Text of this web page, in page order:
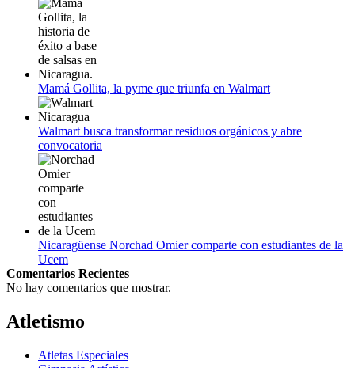
Mamá Gollita, la pyme que triunfa en Walmart
Walmart busca transformar residuos orgánicos y abre
convocatoria
Nicaragüense Norchad Omier comparte con estudiantes de la
Ucem
Comentarios Recientes
No hay comentarios que mostrar.
Atletismo
Atletas Especiales